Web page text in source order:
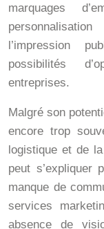
marquages
l’impression
possibilités
entreprises.
Malgré son
encore trop
logistique et de
peut s’expliquer
manque de
services
absence de